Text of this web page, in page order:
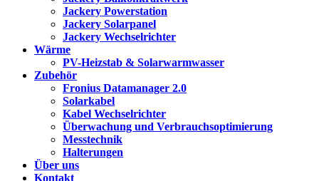
Jackery Powerstation
Jackery Solarpanel
Jackery Wechselrichter
Wärme
PV-Heizstab & Solarwarmwasser
Zubehör
Fronius Datamanager 2.0
Solarkabel
Kabel Wechselrichter
Überwachung und Verbrauchsoptimierung
Messtechnik
Halterungen
Über uns
Kontakt